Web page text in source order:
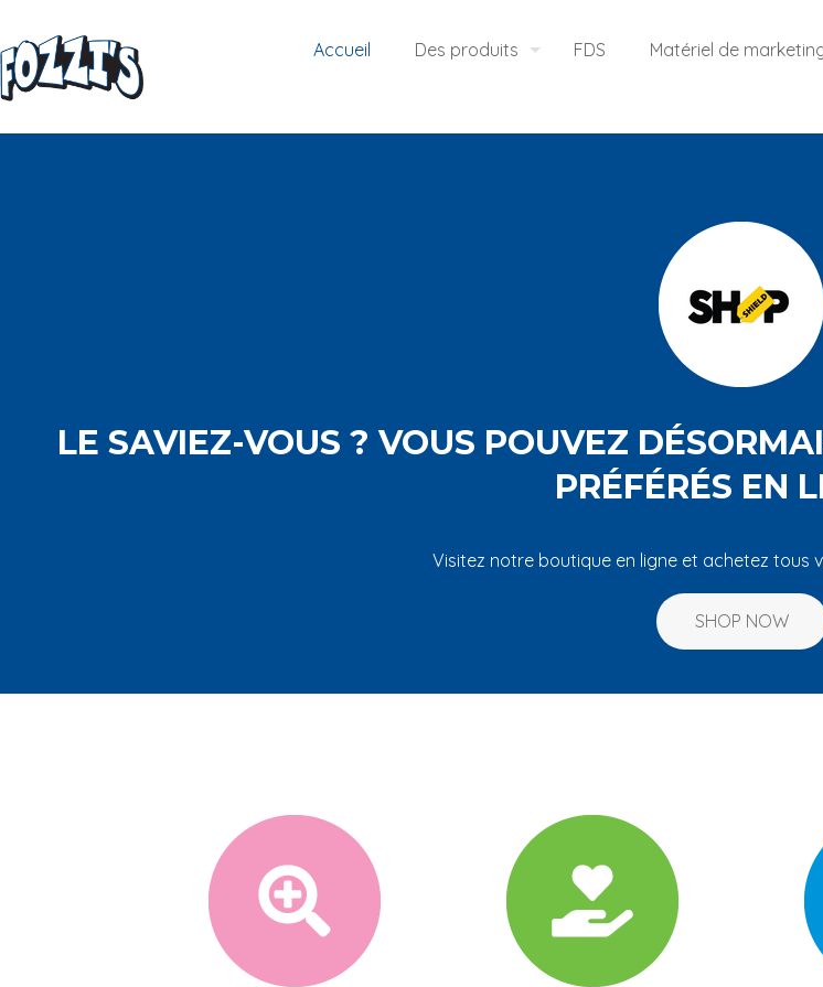
Accueil Des produits FDS Matériel de
LE SAVIEZ-VOUS ? VOUS POUVEZ
PRÉFÉRÉS EN
Visitez notre boutique en ligne et achetez tous
SHOP NOW